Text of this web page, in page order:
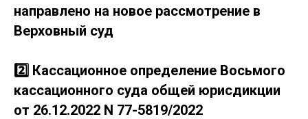
направлено на новое рассмотрение в
Верховный суд
2️⃣ Кассационное определение Восьмого
кассационного суда общей юрисдикции
от 26.12.2022 N 77-5819/2022